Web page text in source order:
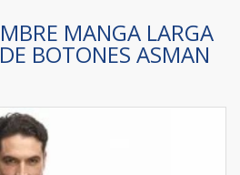
MANGA LARGA
BOTONES ASMAN